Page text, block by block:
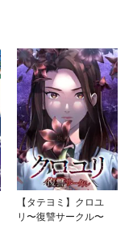
【タテヨミ】クロユ
リ〜復讐サークル〜